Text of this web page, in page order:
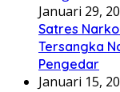
Januari 29,
Satres
Tersangka
Pengedar
Januari 15,